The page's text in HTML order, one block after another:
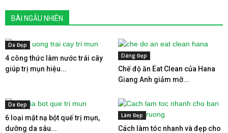
BÀI NGẪU NHIÊN
Da Đẹp
4 công thức làm nước trái cây
giúp trị mụn hiệu...
Dáng Đẹp
Chế độ ăn Eat Clean của Hana
Giang Anh giảm mỡ...
Da Đẹp
6 loại mặt nạ bột quế trị mụn,
dưỡng da sâu...
Làm Đẹp
Cách làm tóc nhanh và đẹp cho